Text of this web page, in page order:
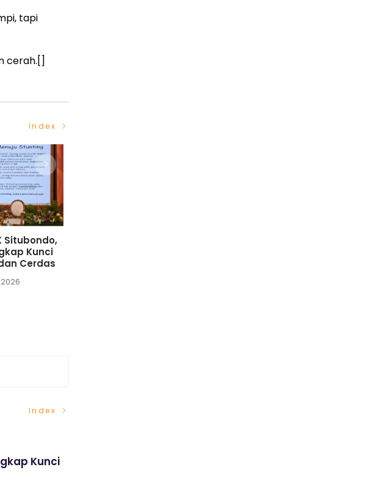
tapi
cerah.[]
Index
TP PKK Situbondo Perkuat
Edukasi Cegah Stunting
Lewat Pekan Menyusui
Index
Kunci